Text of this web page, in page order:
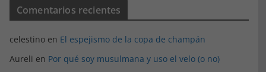
Comentarios recientes
celestino en El espejismo de la copa de champán
Aureli en Por qué soy musulmana y uso el velo (o no)